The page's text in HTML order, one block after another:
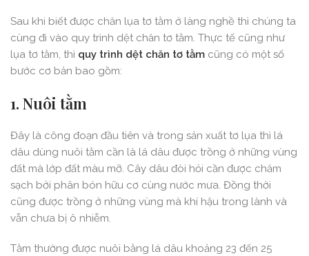
Sau khi biết được chăn lụa tơ tằm ở làng nghề thì chúng ta
cùng đi vào quy trình dệt chăn tơ tằm. Thực tế cũng như
lụa tơ tằm, thì quy trình dệt chăn tơ tằm cũng có một số
bước cơ bản bao gồm:
1. Nuôi tằm
Đây là công đoạn đầu tiên và trong sản xuất tơ lụa thì lá
dâu dùng nuôi tằm cần là lá dâu được trồng ở những vùng
đất mà lớp đất màu mỡ. Cây dâu đòi hỏi cần được chăm
sạch bởi phân bón hữu cơ cùng nước mưa. Đồng thời
cũng được trồng ở những vùng mà khí hậu trong lành và
vẫn chưa bị ô nhiễm.
Tằm thường được nuôi bằng lá dâu khoảng 23 đến 25